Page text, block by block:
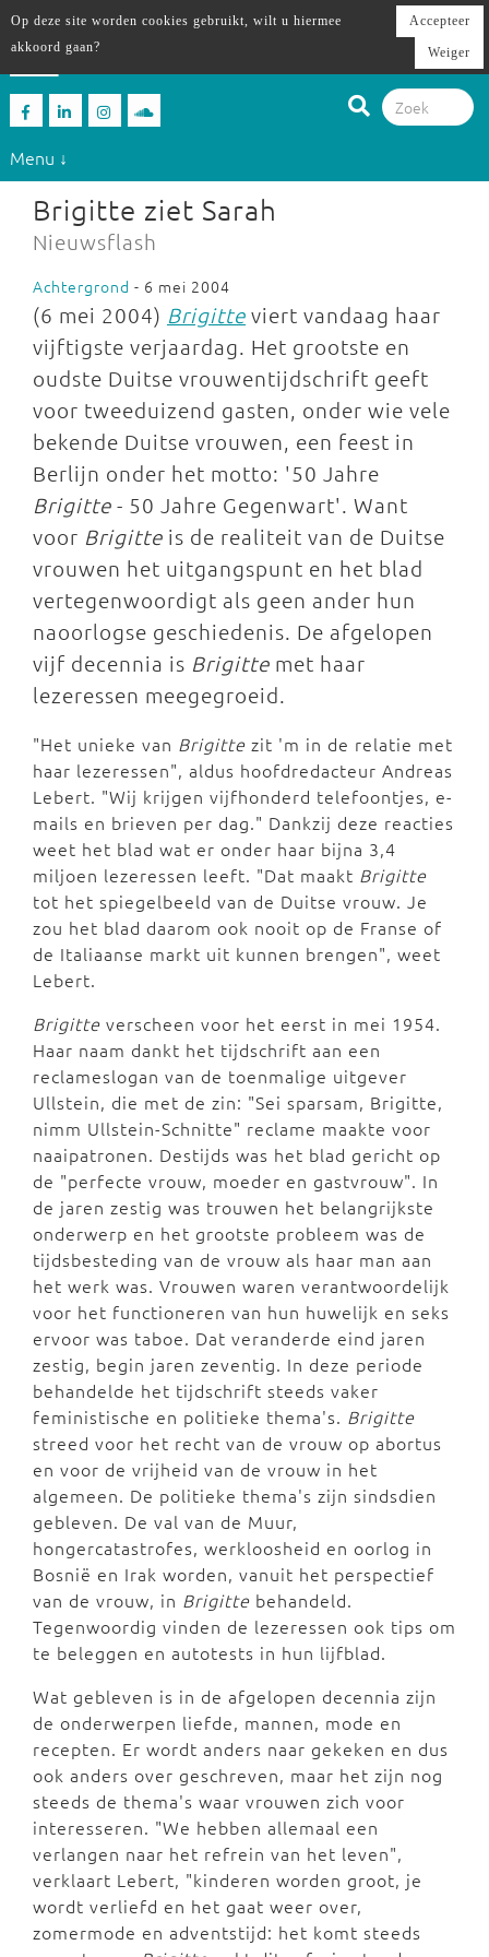
Menu ↓
Brigitte ziet Sarah
Nieuwsflash
Achtergrond - 6 mei 2004
(6 mei 2004) Brigitte viert vandaag haar
vijftigste verjaardag. Het grootste en
oudste Duitse vrouwentijdschrift geeft
voor tweeduizend gasten, onder wie vele
bekende Duitse vrouwen, een feest in
Berlijn onder het motto: '50 Jahre
Brigitte - 50 Jahre Gegenwart'. Want
voor Brigitte is de realiteit van de Duitse
vrouwen het uitgangspunt en het blad
vertegenwoordigt als geen ander hun
naoorlogse geschiedenis. De afgelopen
vijf decennia is Brigitte met haar
lezeressen meegegroeid.
"Het unieke van Brigitte zit 'm in de relatie met
haar lezeressen", aldus hoofdredacteur Andreas
Lebert. "Wij krijgen vijfhonderd telefoontjes, e-
mails en brieven per dag." Dankzij deze reacties
weet het blad wat er onder haar bijna 3,4
miljoen lezeressen leeft. "Dat maakt Brigitte
tot het spiegelbeeld van de Duitse vrouw. Je
zou het blad daarom ook nooit op de Franse of
de Italiaanse markt uit kunnen brengen", weet
Lebert.
Brigitte verscheen voor het eerst in mei 1954.
Haar naam dankt het tijdschrift aan een
reclameslogan van de toenmalige uitgever
Ullstein, die met de zin: "Sei sparsam, Brigitte,
nimm Ullstein-Schnitte" reclame maakte voor
naaipatronen. Destijds was het blad gericht op
de "perfecte vrouw, moeder en gastvrouw". In
de jaren zestig was trouwen het belangrijkste
onderwerp en het grootste probleem was de
tijdsbesteding van de vrouw als haar man aan
het werk was. Vrouwen waren verantwoordelijk
voor het functioneren van hun huwelijk en seks
ervoor was taboe. Dat veranderde eind jaren
zestig, begin jaren zeventig. In deze periode
behandelde het tijdschrift steeds vaker
feministische en politieke thema's. Brigitte
streed voor het recht van de vrouw op abortus
en voor de vrijheid van de vrouw in het
algemeen. De politieke thema's zijn sindsdien
gebleven. De val van de Muur,
hongercatastrofes, werkloosheid en oorlog in
Bosnië en Irak worden, vanuit het perspectief
van de vrouw, in Brigitte behandeld.
Tegenwoordig vinden de lezeressen ook tips om
te beleggen en autotests in hun lijfblad.
Wat gebleven is in de afgelopen decennia zijn
de onderwerpen liefde, mannen, mode en
recepten. Er wordt anders naar gekeken en dus
ook anders over geschreven, maar het zijn nog
steeds de thema's waar vrouwen zich voor
interesseren. "We hebben allemaal een
verlangen naar het refrein van het leven",
verklaart Lebert, "kinderen worden groot, je
wordt verliefd en het gaat weer over,
zomermode en adventstijd: het komt steeds
Op deze site worden cookies gebruikt, wilt u hiermee
akkoord gaan?
Accepteer
Weiger